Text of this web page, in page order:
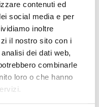
contenuti ed
social media e per
inoltre
il nostro sito con i
dei dati web,
combinarle
loro o che hanno
AUMENTATA?
noi. Per questo
del percorso per
nuove tecnologie. I